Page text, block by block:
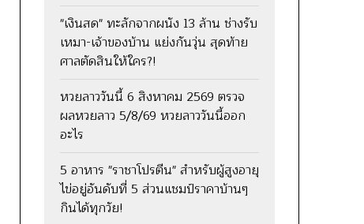
"เงินสด" ทะลักจากผนัง 13 ล้าน ช่างรับ
เหมา-เจ้าของบ้าน แย่งกันวุ่น สุดท้าย
ศาลตัดสินให้ใคร?!
หวยลาววันนี้ 6 สิงหาคม 2569 ตรวจ
ผลหวยลาว 5/8/69 หวยลาววันนี้ออก
อะไร
5 อาหาร "ราชาโปรตีน" สำหรับผู้สูงอายุ
ไข่อยู่อันดับที่ 5 ส่วนแชมป์ราคาบ้านๆ
กินได้ทุกวัย!